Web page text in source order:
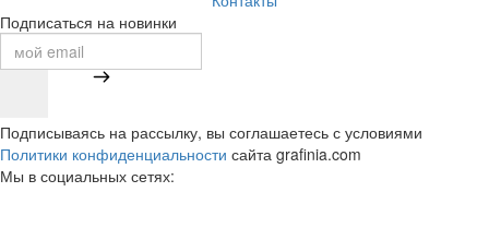
Подписаться на новинки
Подписываясь на рассылку, вы соглашаетесь с условиями
Политики конфиденциальности сайта grafinia.com
Мы в социальных сетях: